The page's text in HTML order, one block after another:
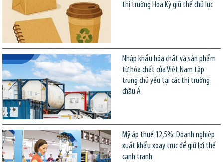
thị trường Hoa Kỳ giữ thế chủ lực
Nhập khẩu hóa chất và sản phẩm
từ hóa chất của Việt Nam tập
trung chủ yếu tại các thị trường
châu Á
Mỹ áp thuế 12,5%: Doanh nghiệp
xuất khẩu xoay trục để giữ lợi thế
cạnh tranh